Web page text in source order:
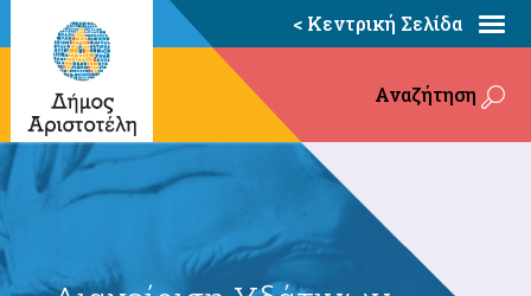
< Κεντρική Σελίδα
Αναζήτηση